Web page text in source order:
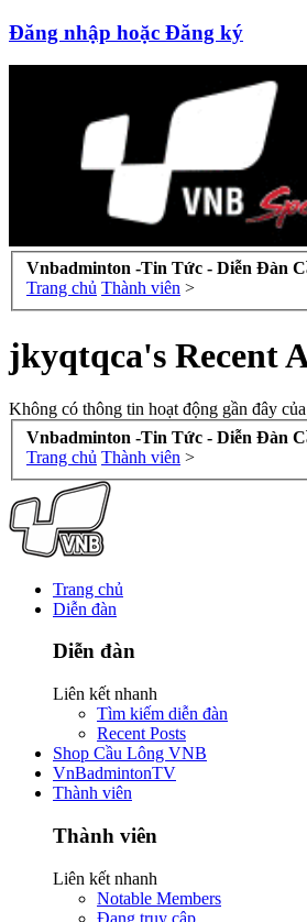
Đăng nhập hoặc Đăng ký
Vnbadminton -Tin Tức - Diễn Đàn
Trang chủ Thành viên >
jkyqtqca's Recent
Không có thông tin hoạt động gần đây
Vnbadminton -Tin Tức - Diễn Đàn
Trang chủ Thành viên >
Trang chủ
Diễn đàn
Diễn đàn
Liên kết nhanh
Tìm kiếm diễn đàn
Recent Posts
Shop Cầu Lông VNB
VnBadmintonTV
Thành viên
Thành viên
Liên kết nhanh
Notable Members
Đang truy cập